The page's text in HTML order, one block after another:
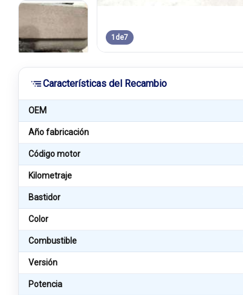
1 de7
Características del Recambio
OEM
Año fabricación
Código motor
Kilometraje
Bastidor
Color
Combustible
Versión
Potencia